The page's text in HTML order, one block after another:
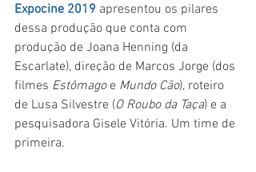
Expocine 2019 apresentou os pilares
dessa produção que conta com
produção de Joana Henning (da
Escarlate), direção de Marcos Jorge (dos
filmes Estômago e Mundo Cão), roteiro
de Lusa Silvestre (O Roubo da Taça) e a
pesquisadora Gisele Vitória. Um time de
primeira.